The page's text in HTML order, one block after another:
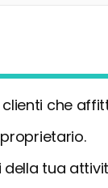
che
della tua